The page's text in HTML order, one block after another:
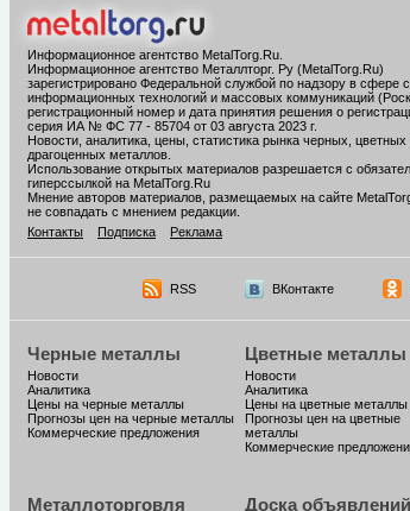
Информационное агентство MetalTorg.Ru
Информационное агентство Металлторг. Ру (MetalTorg.Ru)
зарегистрировано Федеральной службой по надзору в сфере
информационных технологий и массовых коммуникаций
регистрационный номер и дата принятия решения о
серия ИА № ФС 77 - 85704 от 03 августа 2023 г.
Новости, аналитика, цены, статистика рынка черных, цветных
драгоценных металлов.
Использование открытых материалов разрешается с
гиперссылкой на MetalTorg.Ru
Мнение авторов материалов, размещаемых на сайте
не совпадать с мнением редакции.
Контакты
Подписка Реклама
RSS ВКонтакте
Черные металлы
Новости
Аналитика
Цены на черные металлы
Прогнозы цен на черные металлы
Коммерческие предложения
Цветные металлы
Новости
Аналитика
Цены на цветные металлы
Прогнозы цен на цветные
металлы
Коммерческие
Металлоторговля Доска объявлений